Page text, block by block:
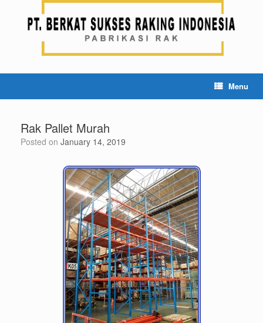
Menu
Rak Pallet Murah
Posted on January 14, 2019